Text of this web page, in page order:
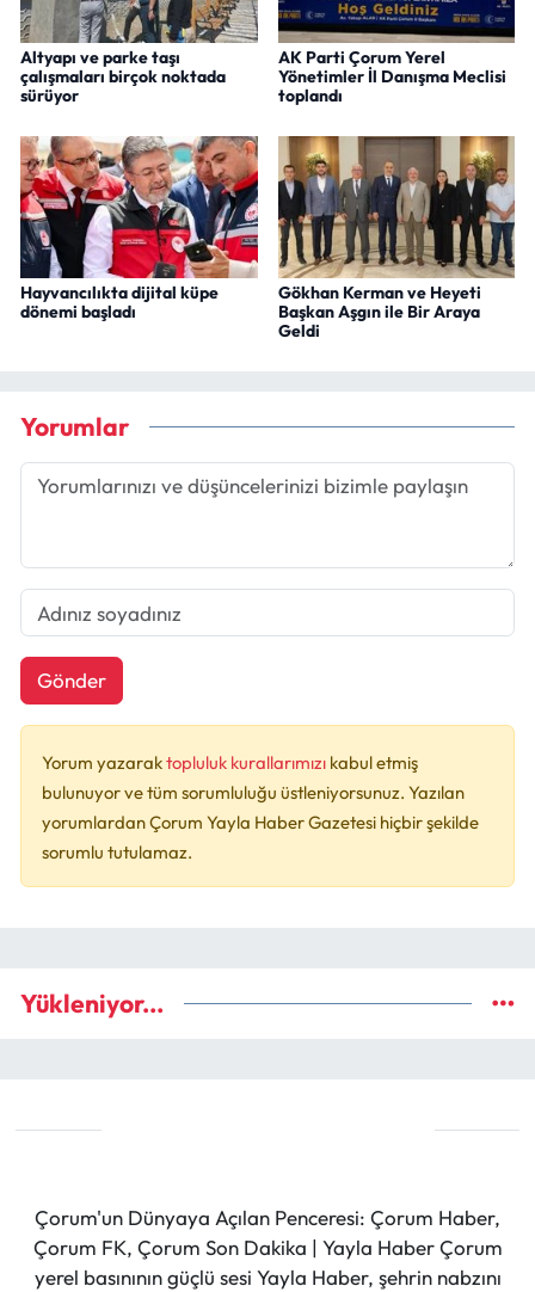
Altyapı ve parke taşı
çalışmaları birçok noktada
sürüyor
AK Parti Çorum Yerel
Yönetimler İl Danışma Meclisi
toplandı
Hayvancılıkta dijital küpe
dönemi başladı
Gökhan Kerman ve Heyeti
Başkan Aşgın ile Bir Araya
Geldi
Yorumlar
Gönder
Yorum yazaraktopluluk kurallarımızı kabul etmiş
bulunuyor ve tüm sorumluluğu üstleniyorsunuz. Yazılan
yorumlardan Çorum Yayla Haber Gazetesi hiçbir şekilde
sorumlu tutulamaz.
Yükleniyor...
Çorum'un Dünyaya Açılan Penceresi: Çorum Haber,
Çorum FK, Çorum Son Dakika | Yayla Haber Çorum
yerel basınının güçlü sesi Yayla Haber, şehrin nabzını